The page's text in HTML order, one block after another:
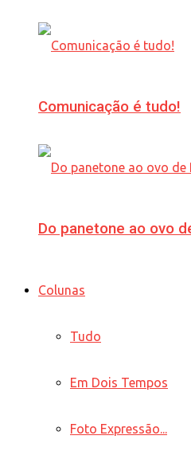
Comunicação é tudo!
Do panetone ao ovo
Colunas
Tudo
Em Dois Tempos
Foto Expressão...